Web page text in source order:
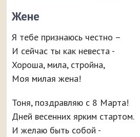
Жене
Я тебе признаюсь честно –
И сейчас ты как невеста -
Хороша, мила, стройна,
Моя милая жена!
Тоня, поздравляю с 8 Марта!
Дней весенних ярким стартом.
И желаю быть собой -